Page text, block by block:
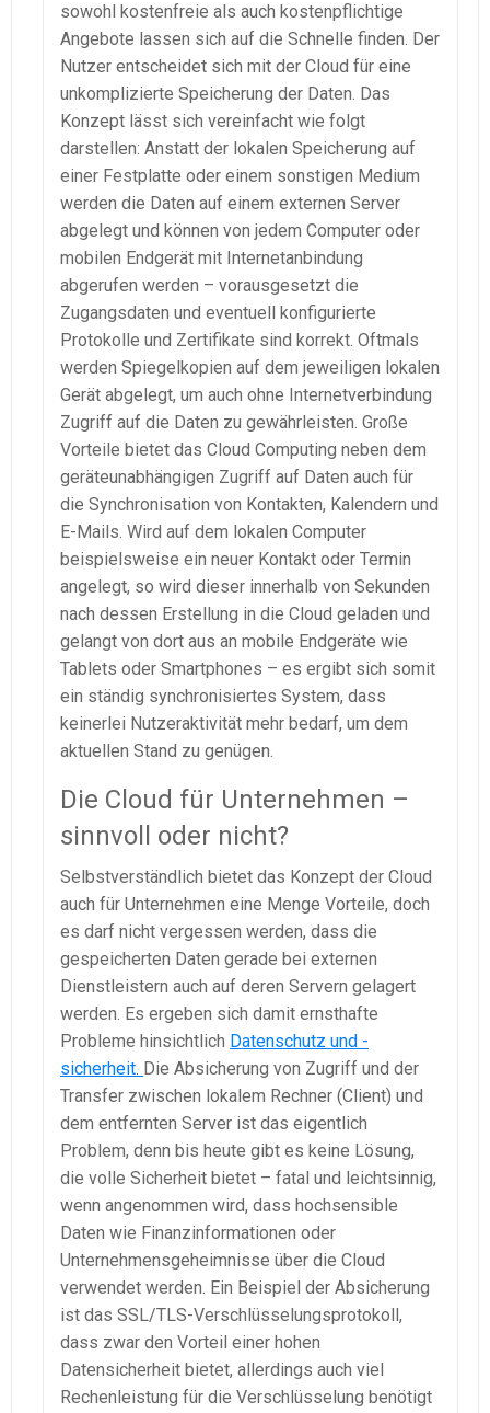
sowohl kostenfreie als auch kostenpflichtige
Angebote lassen sich auf die Schnelle finden. Der
Nutzer entscheidet sich mit der Cloud für eine
unkomplizierte Speicherung der Daten. Das
Konzept lässt sich vereinfacht wie folgt
darstellen: Anstatt der lokalen Speicherung auf
einer Festplatte oder einem sonstigen Medium
werden die Daten auf einem externen Server
abgelegt und können von jedem Computer oder
mobilen Endgerät mit Internetanbindung
abgerufen werden – vorausgesetzt die
Zugangsdaten und eventuell konfigurierte
Protokolle und Zertifikate sind korrekt. Oftmals
werden Spiegelkopien auf dem jeweiligen lokalen
Gerät abgelegt, um auch ohne Internetverbindung
Zugriff auf die Daten zu gewährleisten. Große
Vorteile bietet das Cloud Computing neben dem
geräteunabhängigen Zugriff auf Daten auch für
die Synchronisation von Kontakten, Kalendern und
E-Mails. Wird auf dem lokalen Computer
beispielsweise ein neuer Kontakt oder Termin
angelegt, so wird dieser innerhalb von Sekunden
nach dessen Erstellung in die Cloud geladen und
gelangt von dort aus an mobile Endgeräte wie
Tablets oder Smartphones – es ergibt sich somit
ein ständig synchronisiertes System, dass
keinerlei Nutzeraktivität mehr bedarf, um dem
aktuellen Stand zu genügen.
Die Cloud für Unternehmen –
sinnvoll oder nicht?
Selbstverständlich bietet das Konzept der Cloud
auch für Unternehmen eine Menge Vorteile, doch
es darf nicht vergessen werden, dass die
gespeicherten Daten gerade bei externen
Dienstleistern auch auf deren Servern gelagert
werden. Es ergeben sich damit ernsthafte
Probleme hinsichtlich Datenschutz und -
sicherheit. Die Absicherung von Zugriff und der
Transfer zwischen lokalem Rechner (Client) und
dem entfernten Server ist das eigentlich
Problem, denn bis heute gibt es keine Lösung,
die volle Sicherheit bietet – fatal und leichtsinnig,
wenn angenommen wird, dass hochsensible
Daten wie Finanzinformationen oder
Unternehmensgeheimnisse über die Cloud
verwendet werden. Ein Beispiel der Absicherung
ist das SSL/TLS-Verschlüsselungsprotokoll,
dass zwar den Vorteil einer hohen
Datensicherheit bietet, allerdings auch viel
Rechenleistung für die Verschlüsselung benötigt